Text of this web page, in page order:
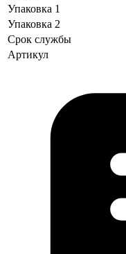
Упаковка 1
Упаковка 2
Срок службы
Артикул